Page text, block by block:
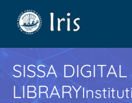
SISSA DIGITAL
LIBRARY